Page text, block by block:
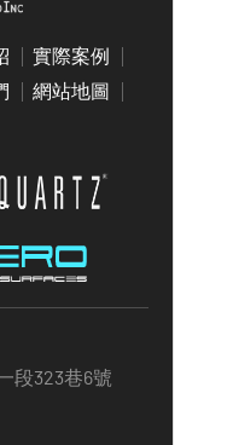
實際案例
網站地圖
段323巷6號